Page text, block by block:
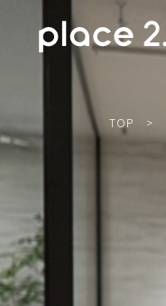
TOP >